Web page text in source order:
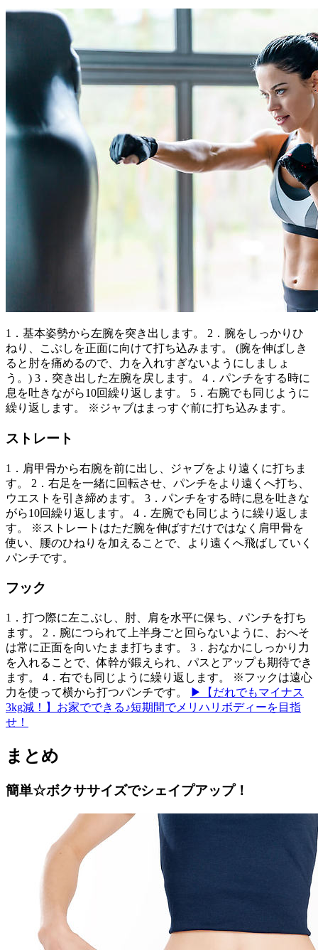
1．基本姿勢から左腕を突き出します。 2．腕をしっかりひ
ねり、こぶしを正面に向けて打ち込みます。 (腕を伸ばしき
ると肘を痛めるので、力を入れすぎないようにしましょ
う。) 3．突き出した左腕を戻します。 4．パンチをする時に
息を吐きながら10回繰り返します。 5．右腕でも同じように
繰り返します。 ※ジャブはまっすぐ前に打ち込みます。
ストレート
1．肩甲骨から右腕を前に出し、ジャブをより遠くに打ちま
す。 2．右足を一緒に回転させ、パンチをより遠くへ打ち、
ウエストを引き締めます。 3．パンチをする時に息を吐きな
がら10回繰り返します。 4．左腕でも同じように繰り返しま
す。 ※ストレートはただ腕を伸ばすだけではなく肩甲骨を
使い、腰のひねりを加えることで、より遠くへ飛ばしていく
パンチです。
フック
1．打つ際に左こぶし、肘、肩を水平に保ち、パンチを打ち
ます。 2．腕につられて上半身ごと回らないように、おへそ
は常に正面を向いたまま打ちます。 3．おなかにしっかり力
を入れることで、体幹が鍛えられ、パスとアップも期待でき
ます。 4．右でも同じように繰り返します。 ※フックは遠心
力を使って横から打つパンチです。
▶【だれでもマイナス
3kg減！】お家でできる♪短期間でメリハリボディーを目指
せ！
まとめ
簡単☆ボクササイズでシェイプアップ！